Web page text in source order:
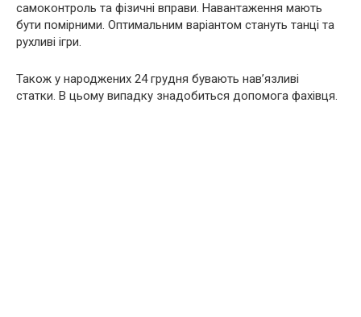
самоконтроль та фізичні вправи. Навантаження мають
бути помірними. Оптимальним варіантом стануть танці та
рухливі ігри.
Також у народжених 24 грудня бувають нав’язливі
статки. В цьому випадку знадобиться допомога фахівця.